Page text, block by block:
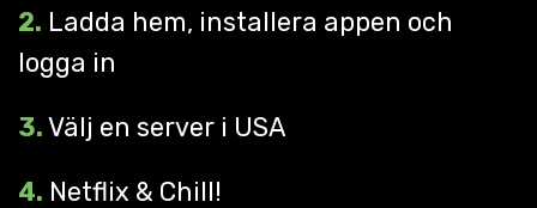
2. Ladda hem, installera appen och
logga in
3. Välj en server i USA
4. Netflix & Chill!